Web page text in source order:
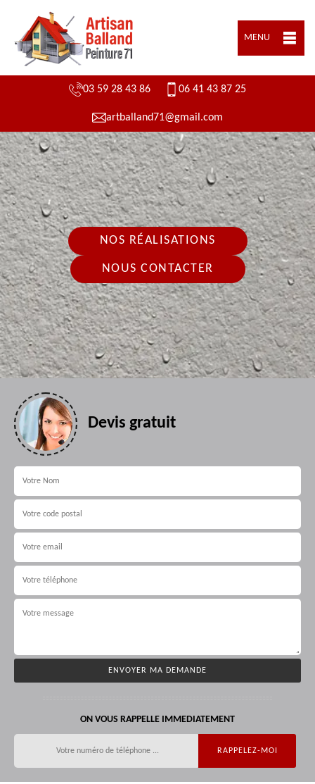
MENU
03 59 28 43 86 06 41 43 87 25
artballand71@gmail.com
NOS RÉALISATIONS
NOUS CONTACTER
Devis gratuit
ON VOUS RAPPELLE IMMEDIATEMENT